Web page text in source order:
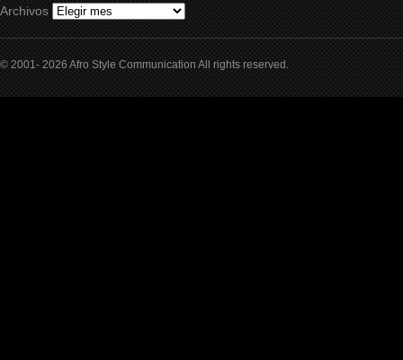
Archivos
© 2001- 2026 Afro Style Communication All rights reserved.